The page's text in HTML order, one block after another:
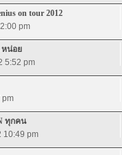
on tour 2012
pm
หน่อย
5:52 pm
pm
ทุกคน
10:49 pm